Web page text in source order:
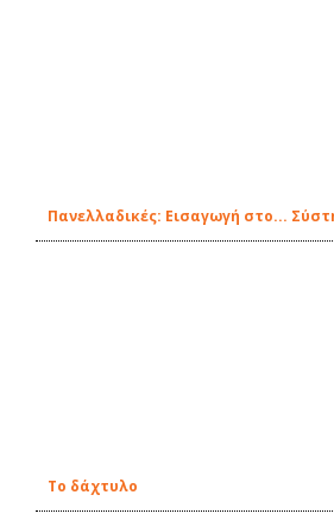
Πανελλαδικές: Εισαγωγή στο...
Το δάχτυλο